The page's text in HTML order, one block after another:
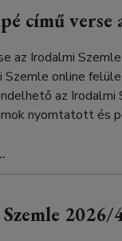
című verse
az Irodalmi
Szemle online
az Irodalmi
nyomtatott és
2026/